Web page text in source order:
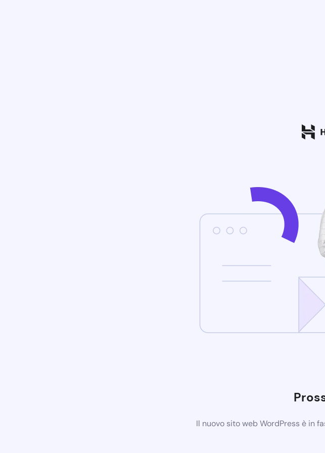
Il nuovo sito web WordPress è in